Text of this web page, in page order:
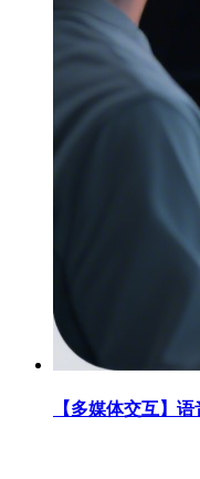
【多媒体交互】